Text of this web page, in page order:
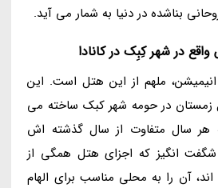
بناشده در دنیا به شمار می آید.
در شهر کِبِک در کانادا
ملهم از این هتل است. این
در حومه شهر کبک ساخته می
هر سال متفاوت از سال گذشته اش
انگیز که اجزای هتل همگی از
آن را به محلی مناسب برای الهام